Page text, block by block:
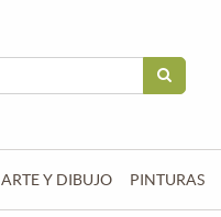
ARTE Y DIBUJO PINTURAS